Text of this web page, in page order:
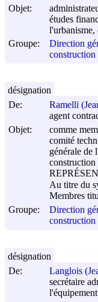
Objet:
études
l'urbanisme,
Groupe:
Direction
construction
De:
Ramelli
agent
Objet:
comme
comité
générale de
construction
Au titre du
Membres
Groupe:
Direction
construction
désignation
De:
Langlois
secrétaire
l'équipement
désignation